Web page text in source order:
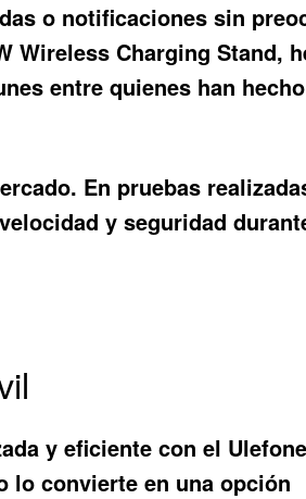
o notificaciones sin
Wireless Charging Stand,
entre quienes han
En pruebas
y seguridad
y eficiente con el
lo convierte en una opción